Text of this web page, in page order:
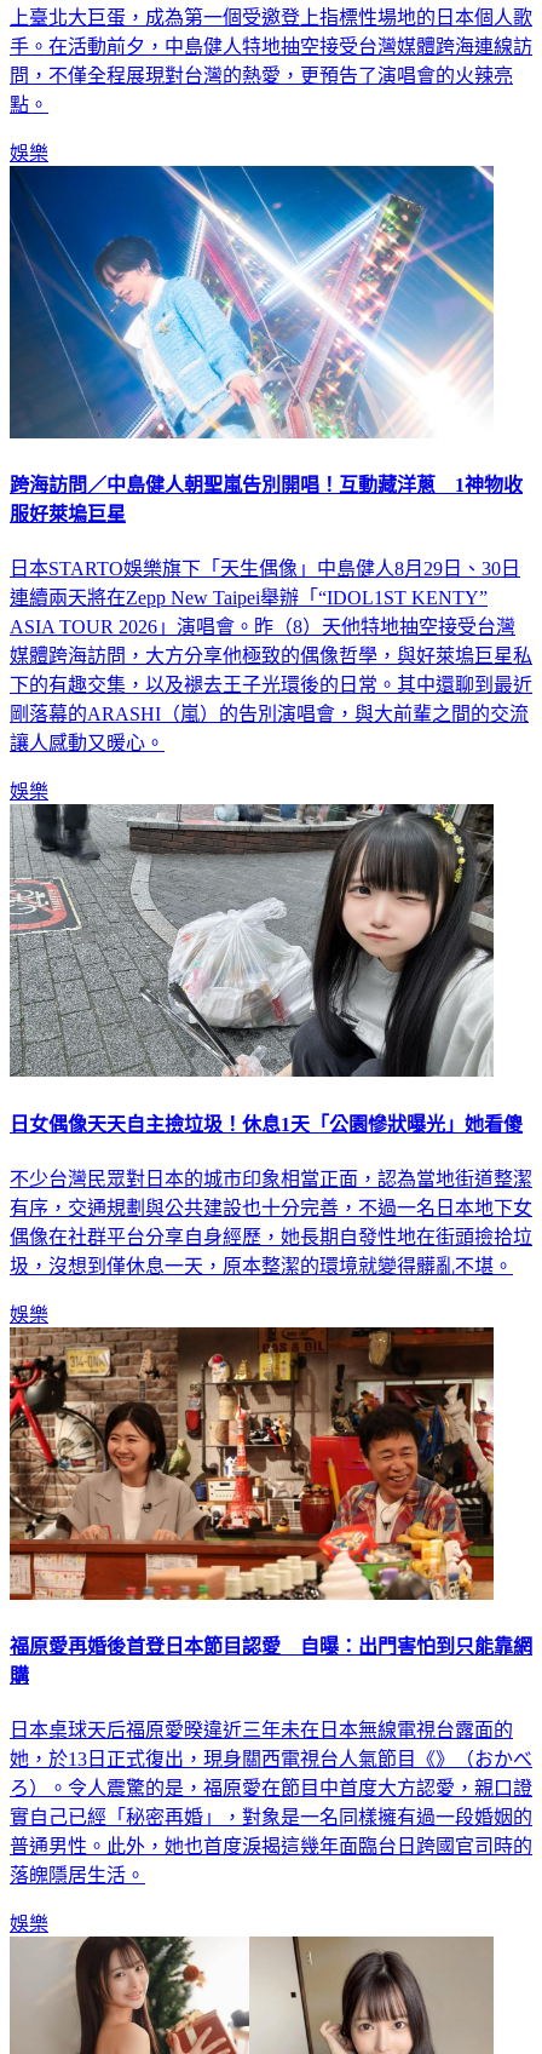
上臺北大巨蛋，成為第一個受邀登上指標性場地的日本個人歌
手。在活動前夕，中島健人特地抽空接受台灣媒體跨海連線訪
問，不僅全程展現對台灣的熱愛，更預告了演唱會的火辣亮
點。
娛樂
跨海訪問／中島健人朝聖嵐告別開唱！互動藏洋蔥 1神物收
服好萊塢巨星
日本STARTO娛樂旗下「天生偶像」中島健人8月29日、30日
連續兩天將在Zepp New Taipei舉辦「“IDOL1ST KENTY”
ASIA TOUR 2026」演唱會。昨（8）天他特地抽空接受台灣
媒體跨海訪問，大方分享他極致的偶像哲學，與好萊塢巨星私
下的有趣交集，以及褪去王子光環後的日常。其中還聊到最近
剛落幕的ARASHI（嵐）的告別演唱會，與大前輩之間的交流
讓人感動又暖心。
娛樂
日女偶像天天自主撿垃圾！休息1天「公園慘狀曝光」她看傻
不少台灣民眾對日本的城市印象相當正面，認為當地街道整潔
有序，交通規劃與公共建設也十分完善，不過一名日本地下女
偶像在社群平台分享自身經歷，她長期自發性地在街頭撿拾垃
圾，沒想到僅休息一天，原本整潔的環境就變得髒亂不堪。
娛樂
福原愛再婚後首登日本節目認愛 自曝：出門害怕到只能靠網
購
日本桌球天后福原愛暌違近三年未在日本無線電視台露面的
她，於13日正式復出，現身關西電視台人氣節目《》（おかべ
ろ）。令人震驚的是，福原愛在節目中首度大方認愛，親口證
實自己已經「秘密再婚」，對象是一名同樣擁有過一段婚姻的
普通男性。此外，她也首度淚揭這幾年面臨台日跨國官司時的
落魄隱居生活。
娛樂